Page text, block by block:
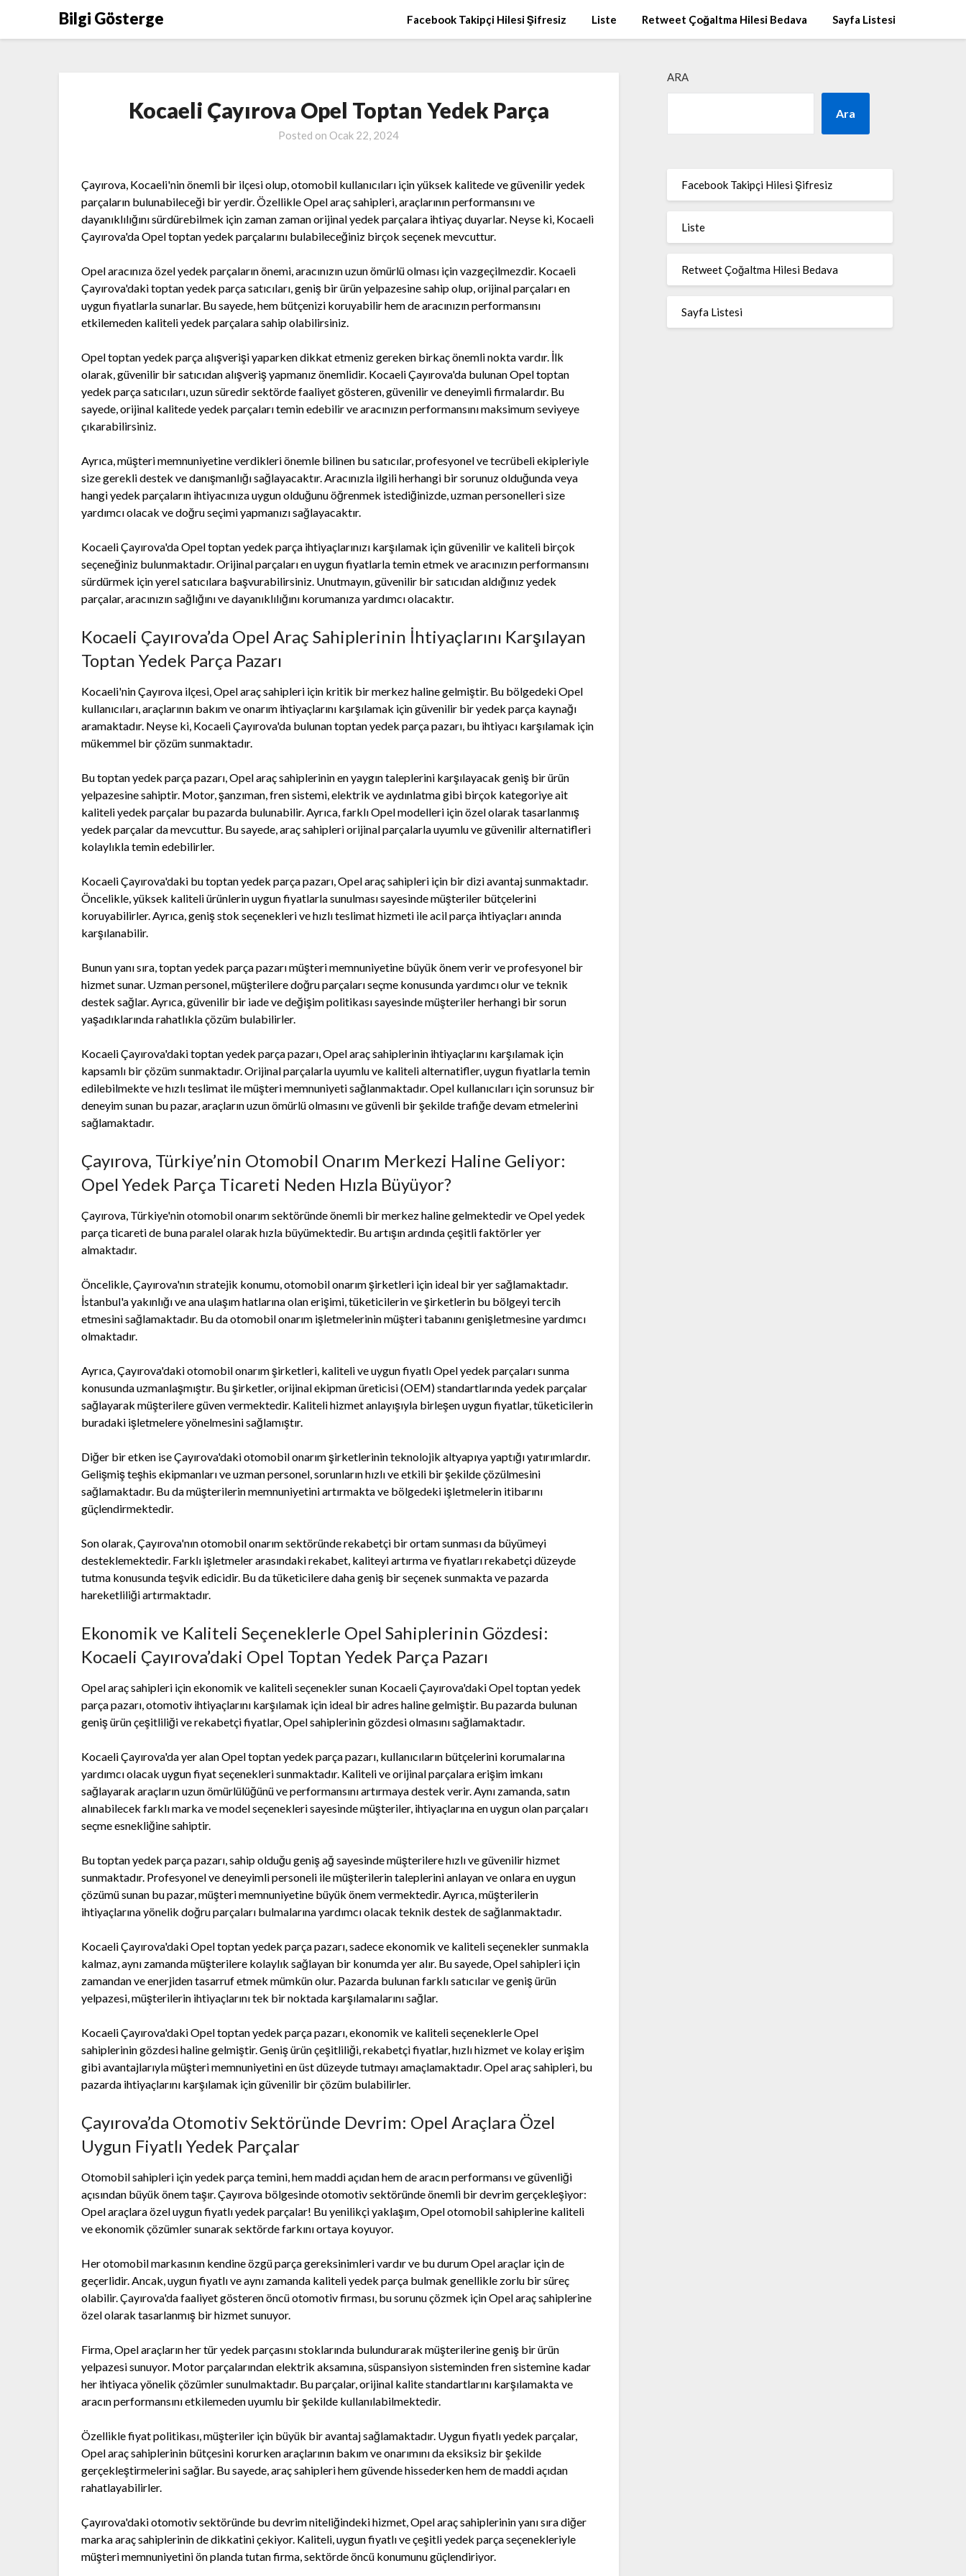
Bilgi Gösterge Facebook Takipçi Hilesi Şifresiz Liste Retweet Çoğaltma Hilesi Bedava Sayfa Listesi
Kocaeli Çayırova Opel Toptan Yedek Parça
Posted on Ocak 22, 2024
Çayırova, Kocaeli'nin önemli bir ilçesi olup, otomobil kullanıcıları için yüksek kalitede ve güvenilir yedek
parçaların bulunabileceği bir yerdir. Özellikle Opel araç sahipleri, araçlarının performansını ve
dayanıklılığını sürdürebilmek için zaman zaman orijinal yedek parçalara ihtiyaç duyarlar. Neyse ki, Kocaeli
Çayırova'da Opel toptan yedek parçalarını bulabileceğiniz birçok seçenek mevcuttur.
Opel aracınıza özel yedek parçaların önemi, aracınızın uzun ömürlü olması için vazgeçilmezdir. Kocaeli
Çayırova'daki toptan yedek parça satıcıları, geniş bir ürün yelpazesine sahip olup, orijinal parçaları en
uygun fiyatlarla sunarlar. Bu sayede, hem bütçenizi koruyabilir hem de aracınızın performansını
etkilemeden kaliteli yedek parçalara sahip olabilirsiniz.
Opel toptan yedek parça alışverişi yaparken dikkat etmeniz gereken birkaç önemli nokta vardır. İlk
olarak, güvenilir bir satıcıdan alışveriş yapmanız önemlidir. Kocaeli Çayırova'da bulunan Opel toptan
yedek parça satıcıları, uzun süredir sektörde faaliyet gösteren, güvenilir ve deneyimli firmalardır. Bu
sayede, orijinal kalitede yedek parçaları temin edebilir ve aracınızın performansını maksimum seviyeye
çıkarabilirsiniz.
Ayrıca, müşteri memnuniyetine verdikleri önemle bilinen bu satıcılar, profesyonel ve tecrübeli ekipleriyle
size gerekli destek ve danışmanlığı sağlayacaktır. Aracınızla ilgili herhangi bir sorunuz olduğunda veya
hangi yedek parçaların ihtiyacınıza uygun olduğunu öğrenmek istediğinizde, uzman personelleri size
yardımcı olacak ve doğru seçimi yapmanızı sağlayacaktır.
Kocaeli Çayırova'da Opel toptan yedek parça ihtiyaçlarınızı karşılamak için güvenilir ve kaliteli birçok
seçeneğiniz bulunmaktadır. Orijinal parçaları en uygun fiyatlarla temin etmek ve aracınızın performansını
sürdürmek için yerel satıcılara başvurabilirsiniz. Unutmayın, güvenilir bir satıcıdan aldığınız yedek
parçalar, aracınızın sağlığını ve dayanıklılığını korumanıza yardımcı olacaktır.
Kocaeli Çayırova’da Opel Araç Sahiplerinin İhtiyaçlarını Karşılayan
Toptan Yedek Parça Pazarı
Kocaeli'nin Çayırova ilçesi, Opel araç sahipleri için kritik bir merkez haline gelmiştir. Bu bölgedeki Opel
kullanıcıları, araçlarının bakım ve onarım ihtiyaçlarını karşılamak için güvenilir bir yedek parça kaynağı
aramaktadır. Neyse ki, Kocaeli Çayırova'da bulunan toptan yedek parça pazarı, bu ihtiyacı karşılamak için
mükemmel bir çözüm sunmaktadır.
Bu toptan yedek parça pazarı, Opel araç sahiplerinin en yaygın taleplerini karşılayacak geniş bir ürün
yelpazesine sahiptir. Motor, şanzıman, fren sistemi, elektrik ve aydınlatma gibi birçok kategoriye ait
kaliteli yedek parçalar bu pazarda bulunabilir. Ayrıca, farklı Opel modelleri için özel olarak tasarlanmış
yedek parçalar da mevcuttur. Bu sayede, araç sahipleri orijinal parçalarla uyumlu ve güvenilir alternatifleri
kolaylıkla temin edebilirler.
Kocaeli Çayırova'daki bu toptan yedek parça pazarı, Opel araç sahipleri için bir dizi avantaj sunmaktadır.
Öncelikle, yüksek kaliteli ürünlerin uygun fiyatlarla sunulması sayesinde müşteriler bütçelerini
koruyabilirler. Ayrıca, geniş stok seçenekleri ve hızlı teslimat hizmeti ile acil parça ihtiyaçları anında
karşılanabilir.
Bunun yanı sıra, toptan yedek parça pazarı müşteri memnuniyetine büyük önem verir ve profesyonel bir
hizmet sunar. Uzman personel, müşterilere doğru parçaları seçme konusunda yardımcı olur ve teknik
destek sağlar. Ayrıca, güvenilir bir iade ve değişim politikası sayesinde müşteriler herhangi bir sorun
yaşadıklarında rahatlıkla çözüm bulabilirler.
Kocaeli Çayırova'daki toptan yedek parça pazarı, Opel araç sahiplerinin ihtiyaçlarını karşılamak için
kapsamlı bir çözüm sunmaktadır. Orijinal parçalarla uyumlu ve kaliteli alternatifler, uygun fiyatlarla temin
edilebilmekte ve hızlı teslimat ile müşteri memnuniyeti sağlanmaktadır. Opel kullanıcıları için sorunsuz bir
deneyim sunan bu pazar, araçların uzun ömürlü olmasını ve güvenli bir şekilde trafiğe devam etmelerini
sağlamaktadır.
Çayırova, Türkiye’nin Otomobil Onarım Merkezi Haline Geliyor:
Opel Yedek Parça Ticareti Neden Hızla Büyüyor?
Çayırova, Türkiye'nin otomobil onarım sektöründe önemli bir merkez haline gelmektedir ve Opel yedek
parça ticareti de buna paralel olarak hızla büyümektedir. Bu artışın ardında çeşitli faktörler yer
almaktadır.
Öncelikle, Çayırova'nın stratejik konumu, otomobil onarım şirketleri için ideal bir yer sağlamaktadır.
İstanbul'a yakınlığı ve ana ulaşım hatlarına olan erişimi, tüketicilerin ve şirketlerin bu bölgeyi tercih
etmesini sağlamaktadır. Bu da otomobil onarım işletmelerinin müşteri tabanını genişletmesine yardımcı
olmaktadır.
Ayrıca, Çayırova'daki otomobil onarım şirketleri, kaliteli ve uygun fiyatlı Opel yedek parçaları sunma
konusunda uzmanlaşmıştır. Bu şirketler, orijinal ekipman üreticisi (OEM) standartlarında yedek parçalar
sağlayarak müşterilere güven vermektedir. Kaliteli hizmet anlayışıyla birleşen uygun fiyatlar, tüketicilerin
buradaki işletmelere yönelmesini sağlamıştır.
Diğer bir etken ise Çayırova'daki otomobil onarım şirketlerinin teknolojik altyapıya yaptığı yatırımlardır.
Gelişmiş teşhis ekipmanları ve uzman personel, sorunların hızlı ve etkili bir şekilde çözülmesini
sağlamaktadır. Bu da müşterilerin memnuniyetini artırmakta ve bölgedeki işletmelerin itibarını
güçlendirmektedir.
Son olarak, Çayırova'nın otomobil onarım sektöründe rekabetçi bir ortam sunması da büyümeyi
desteklemektedir. Farklı işletmeler arasındaki rekabet, kaliteyi artırma ve fiyatları rekabetçi düzeyde
tutma konusunda teşvik edicidir. Bu da tüketicilere daha geniş bir seçenek sunmakta ve pazarda
hareketliliği artırmaktadır.
Ekonomik ve Kaliteli Seçeneklerle Opel Sahiplerinin Gözdesi:
Kocaeli Çayırova’daki Opel Toptan Yedek Parça Pazarı
Opel araç sahipleri için ekonomik ve kaliteli seçenekler sunan Kocaeli Çayırova'daki Opel toptan yedek
parça pazarı, otomotiv ihtiyaçlarını karşılamak için ideal bir adres haline gelmiştir. Bu pazarda bulunan
geniş ürün çeşitliliği ve rekabetçi fiyatlar, Opel sahiplerinin gözdesi olmasını sağlamaktadır.
Kocaeli Çayırova'da yer alan Opel toptan yedek parça pazarı, kullanıcıların bütçelerini korumalarına
yardımcı olacak uygun fiyat seçenekleri sunmaktadır. Kaliteli ve orijinal parçalara erişim imkanı
sağlayarak araçların uzun ömürlülüğünü ve performansını artırmaya destek verir. Aynı zamanda, satın
alınabilecek farklı marka ve model seçenekleri sayesinde müşteriler, ihtiyaçlarına en uygun olan parçaları
seçme esnekliğine sahiptir.
Bu toptan yedek parça pazarı, sahip olduğu geniş ağ sayesinde müşterilere hızlı ve güvenilir hizmet
sunmaktadır. Profesyonel ve deneyimli personeli ile müşterilerin taleplerini anlayan ve onlara en uygun
çözümü sunan bu pazar, müşteri memnuniyetine büyük önem vermektedir. Ayrıca, müşterilerin
ihtiyaçlarına yönelik doğru parçaları bulmalarına yardımcı olacak teknik destek de sağlanmaktadır.
Kocaeli Çayırova'daki Opel toptan yedek parça pazarı, sadece ekonomik ve kaliteli seçenekler sunmakla
kalmaz, aynı zamanda müşterilere kolaylık sağlayan bir konumda yer alır. Bu sayede, Opel sahipleri için
zamandan ve enerjiden tasarruf etmek mümkün olur. Pazarda bulunan farklı satıcılar ve geniş ürün
yelpazesi, müşterilerin ihtiyaçlarını tek bir noktada karşılamalarını sağlar.
Kocaeli Çayırova'daki Opel toptan yedek parça pazarı, ekonomik ve kaliteli seçeneklerle Opel
sahiplerinin gözdesi haline gelmiştir. Geniş ürün çeşitliliği, rekabetçi fiyatlar, hızlı hizmet ve kolay erişim
gibi avantajlarıyla müşteri memnuniyetini en üst düzeyde tutmayı amaçlamaktadır. Opel araç sahipleri, bu
pazarda ihtiyaçlarını karşılamak için güvenilir bir çözüm bulabilirler.
Çayırova’da Otomotiv Sektöründe Devrim: Opel Araçlara Özel
Uygun Fiyatlı Yedek Parçalar
Otomobil sahipleri için yedek parça temini, hem maddi açıdan hem de aracın performansı ve güvenliği
açısından büyük önem taşır. Çayırova bölgesinde otomotiv sektöründe önemli bir devrim gerçekleşiyor:
Opel araçlara özel uygun fiyatlı yedek parçalar! Bu yenilikçi yaklaşım, Opel otomobil sahiplerine kaliteli
ve ekonomik çözümler sunarak sektörde farkını ortaya koyuyor.
Her otomobil markasının kendine özgü parça gereksinimleri vardır ve bu durum Opel araçlar için de
geçerlidir. Ancak, uygun fiyatlı ve aynı zamanda kaliteli yedek parça bulmak genellikle zorlu bir süreç
olabilir. Çayırova'da faaliyet gösteren öncü otomotiv firması, bu sorunu çözmek için Opel araç sahiplerine
özel olarak tasarlanmış bir hizmet sunuyor.
Firma, Opel araçların her tür yedek parçasını stoklarında bulundurarak müşterilerine geniş bir ürün
yelpazesi sunuyor. Motor parçalarından elektrik aksamına, süspansiyon sisteminden fren sistemine kadar
her ihtiyaca yönelik çözümler sunulmaktadır. Bu parçalar, orijinal kalite standartlarını karşılamakta ve
aracın performansını etkilemeden uyumlu bir şekilde kullanılabilmektedir.
Özellikle fiyat politikası, müşteriler için büyük bir avantaj sağlamaktadır. Uygun fiyatlı yedek parçalar,
Opel araç sahiplerinin bütçesini korurken araçlarının bakım ve onarımını da eksiksiz bir şekilde
gerçekleştirmelerini sağlar. Bu sayede, araç sahipleri hem güvende hissederken hem de maddi açıdan
rahatlayabilirler.
Çayırova'daki otomotiv sektöründe bu devrim niteliğindeki hizmet, Opel araç sahiplerinin yanı sıra diğer
marka araç sahiplerinin de dikkatini çekiyor. Kaliteli, uygun fiyatlı ve çeşitli yedek parça seçenekleriyle
müşteri memnuniyetini ön planda tutan firma, sektörde öncü konumunu güçlendiriyor.
ARA
Ara
Facebook Takipçi Hilesi Şifresiz
Liste
Retweet Çoğaltma Hilesi Bedava
Sayfa Listesi